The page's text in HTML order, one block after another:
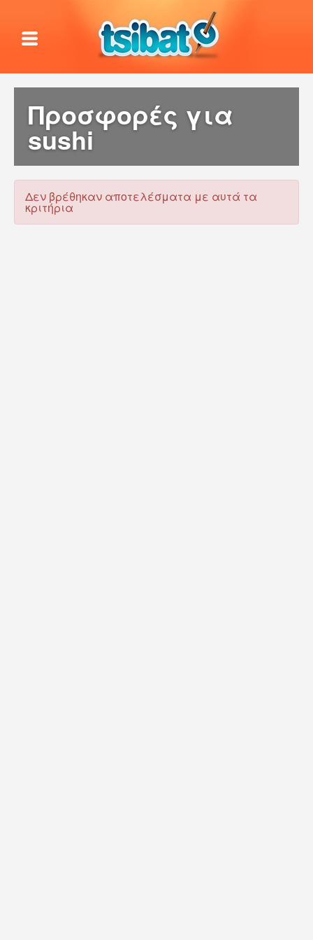
Προσφορές για
sushi
Δεν βρέθηκαν αποτελέσματα με αυτά τα
κριτήρια